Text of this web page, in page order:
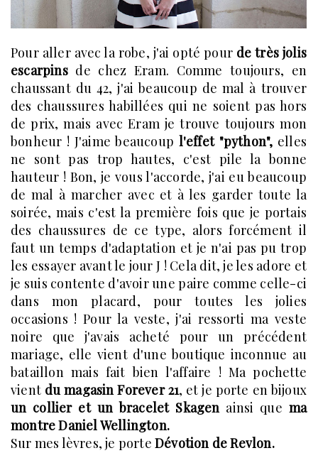
Pour aller avec la robe, j'ai opté pour de très jolis
escarpinsde chez Eram. Comme toujours, en
chaussant du 42, j'ai beaucoup de mal à trouver
des chaussures habillées qui ne soient pas hors
de prix, mais avec Eram je trouve toujours mon
bonheur ! J'aime beaucoup l'effet "python", elles
ne sont pas trop hautes, c'est pile la bonne
hauteur ! Bon, je vous l'accorde, j'ai eu beaucoup
de mal à marcher avec et à les garder toute la
soirée, mais c'est la première fois que je portais
des chaussures de ce type, alors forcément il
faut un temps d'adaptation et je n'ai pas pu trop
les essayer avant le jour J ! Cela dit, je les adore et
je suis contente d'avoir une paire comme celle-ci
dans mon placard, pour toutes les jolies
occasions ! Pour la veste, j'ai ressorti ma veste
noire que j'avais acheté pour un précédent
mariage, elle vient d'une boutique inconnue au
bataillon mais fait bien l'affaire ! Ma pochette
vient du magasin Forever 21, et je porte en bijoux
un collier et un bracelet Skagen ainsi que ma
montre Daniel Wellington.
Sur mes lèvres, je porte Dévotion de Revlon.